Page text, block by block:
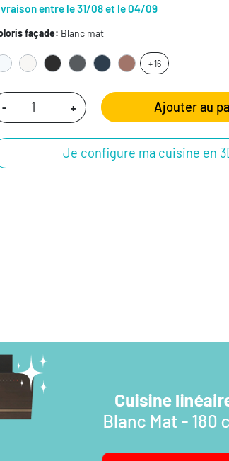
entre le 31/08 et le 04/09
façade: Blanc mat
+ 16
- + Ajouter au
Je configure ma cuisine en